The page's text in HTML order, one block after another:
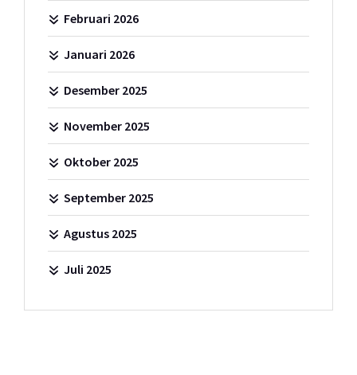
Februari 2026
Januari 2026
Desember 2025
November 2025
Oktober 2025
September 2025
Agustus 2025
Juli 2025